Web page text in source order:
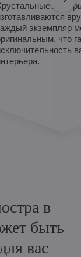
экземпляр
что
в
быть
вас